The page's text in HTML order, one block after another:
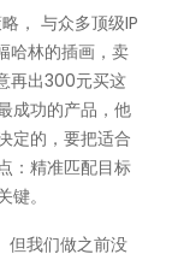
， 与众多顶级IP
哈林的插画，卖
再出300元买这
成功的产品，他
定的，要把适合
：精准匹配目标
。
但我们做之前没